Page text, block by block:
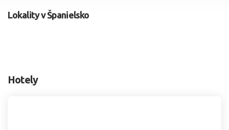
2 dospelí, 0 deti
Lokality v Španielsko
Hotely